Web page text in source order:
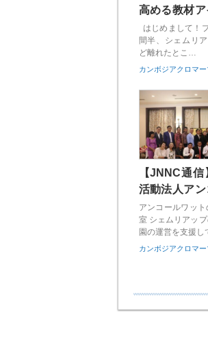
高める教材
けます トゥ
はじめまして！
間半、シェムリ
ど離れたとこ…
カンボジアクロマ
【JNNC通
活動法人ア
日本文化交流
アンコールワッ
室 シェムリアッ
園の運営を支援
カンボジアクロマ